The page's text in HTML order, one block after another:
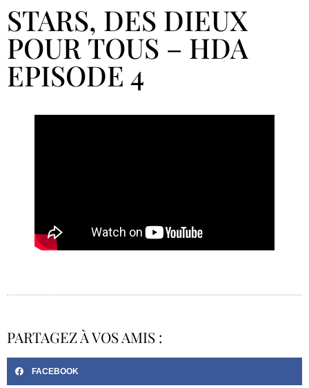
STARS, DES DIEUX
POUR TOUS – HDA
EPISODE 4
PARTAGEZ À VOS AMIS :
FACEBOOK